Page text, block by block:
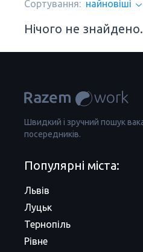
Сортування: найновіші
Нічого не знайдено.
Швидкий і зручний пошук
посередників.
Популярні міста:
Львів
Луцьк
Тернопіль
Рівне